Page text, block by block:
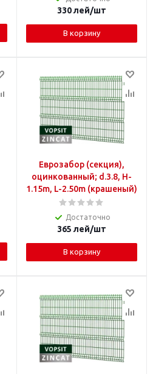
330лей/шт
В корзину
Еврозабор (секция),
оцинкованный; d.3.8, H-
1.15m, L-2.50m (крашеный)
Достаточно
365 лей/шт
В корзину